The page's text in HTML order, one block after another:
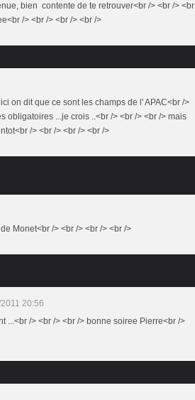
bien contente de te retrouver<br /> <br /> <br
/> <br /> <br /> <br />
on dit que ce sont les champs de l' APAC<br />
obligatoires ...je crois ..<br /> <br /> <br /> mais
/> <br /> <br /> <br />
Monet<br /> <br /> <br /> <br />
20:56
...<br /> <br /> <br /> bonne soiree Pierre<br />